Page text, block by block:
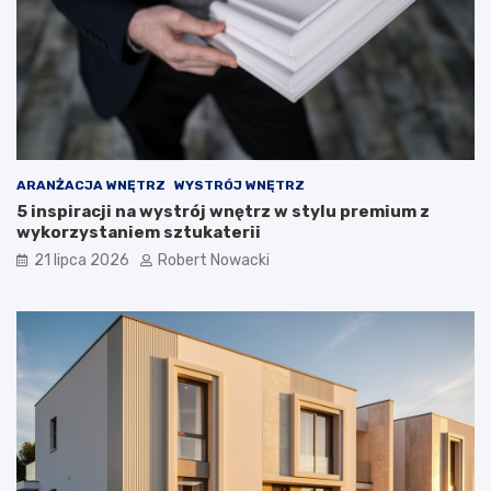
z
w
i
z
a
n
i
ARANŻACJA WNĘTRZ WYSTRÓJ WNĘTRZ
5 inspiracji na wystrój wnętrz w stylu premium z
wykorzystaniem sztukaterii
21 lipca 2026 Robert Nowacki